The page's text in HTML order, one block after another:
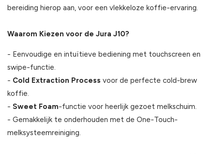
bereiding hierop aan, voor een vlekkeloze koffie-ervaring.
Waarom Kiezen voor de Jura J10?
- Eenvoudige en intuïtieve bediening met touchscreen en
swipe-functie.
- Cold Extraction Process voor de perfecte cold-brew
koffie.
- Sweet Foam-functie voor heerlijk gezoet melkschuim.
- Gemakkelijk te onderhouden met de One-Touch-
melksysteemreiniging.